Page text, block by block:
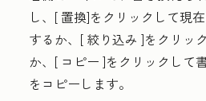
し、[置換]をクリックして現
するか、[ 絞り込み ]をクリッ
か、[ コピー ]をクリックして
をコピーします。